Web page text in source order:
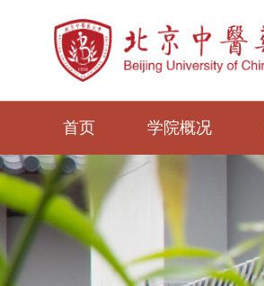
首页 学院概况